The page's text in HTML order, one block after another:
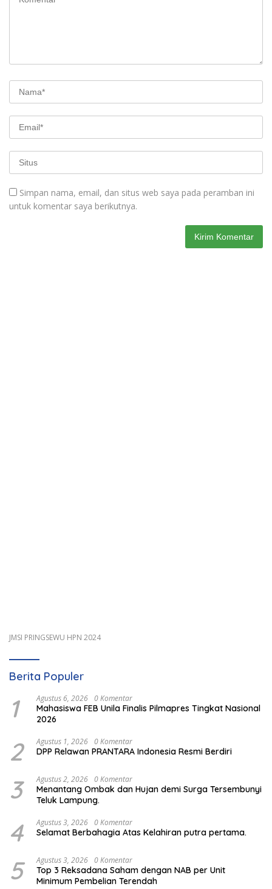
Simpan nama, email, dan situs web saya pada peramban ini
untuk komentar saya berikutnya.
JMSI PRINGSEWU HPN 2024
Berita Populer
1 Agustus 6, 2026 0 Komentar
Mahasiswa FEB Unila Finalis Pilmapres Tingkat Nasional
2026
2 Agustus 1, 2026 0 Komentar
DPP Relawan PRANTARA Indonesia Resmi Berdiri
3 Agustus 2, 2026 0 Komentar
Menantang Ombak dan Hujan demi Surga Tersembunyi
Teluk Lampung.
4 Agustus 3, 2026 0 Komentar
Selamat Berbahagia Atas Kelahiran putra pertama.
5 Agustus 3, 2026 0 Komentar
Top 3 Reksadana Saham dengan NAB per Unit
Minimum Pembelian Terendah